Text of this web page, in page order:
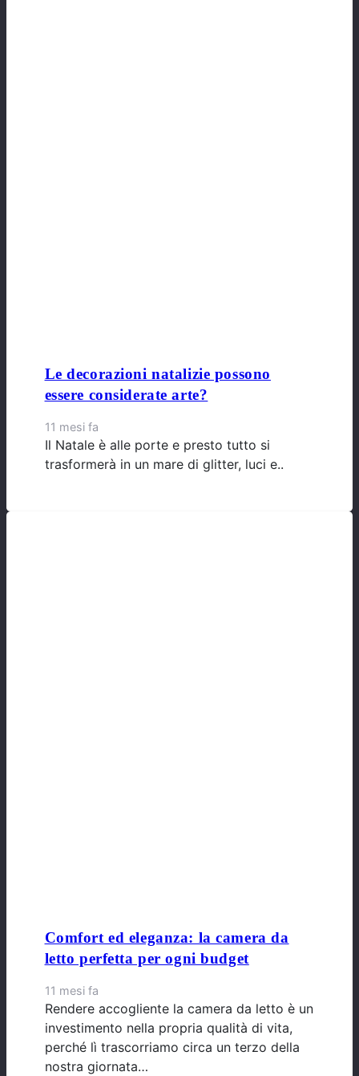
Le decorazioni natalizie possono
essere considerate arte?
11 mesi fa
Il Natale è alle porte e presto tutto si
trasformerà in un mare di glitter, luci e..
Comfort ed eleganza: la camera da
letto perfetta per ogni budget
11 mesi fa
Rendere accogliente la camera da letto è un
investimento nella propria qualità di vita,
perché lì trascorriamo circa un terzo della
nostra giornata…